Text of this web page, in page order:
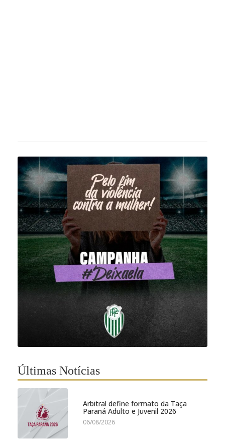
Últimas Notícias
Arbitral define formato da Taça
Paraná Adulto e Juvenil 2026
06/08/2026